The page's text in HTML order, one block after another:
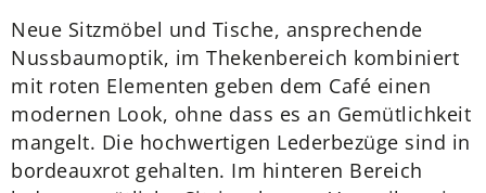
Neue Sitzmöbel und Tische, ansprechende
Nussbaumoptik, im Thekenbereich kombiniert
mit roten Elementen geben dem Café einen
modernen Look, ohne dass es an Gemütlichkeit
mangelt. Die hochwertigen Lederbezüge sind in
bordeauxrot gehalten. Im hinteren Bereich